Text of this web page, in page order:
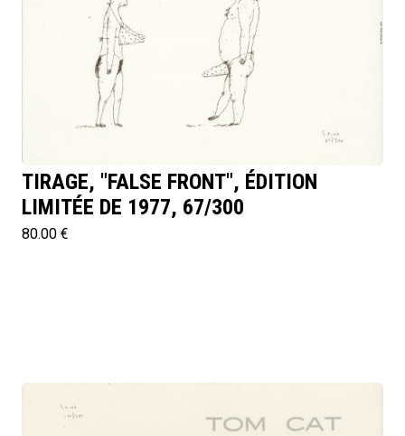
TIRAGE, "FALSE FRONT", ÉDITION
LIMITÉE DE 1977, 67/300
80.00 €